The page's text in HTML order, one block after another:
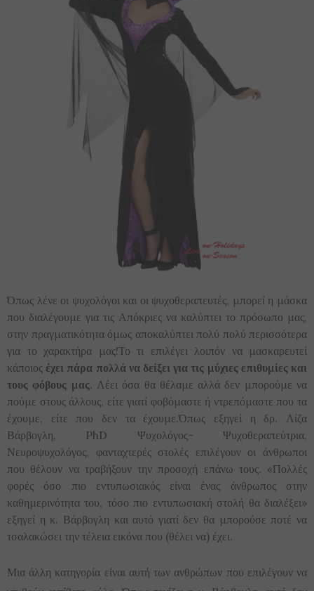
Όπως λένε οι ψυχολόγοι και οι ψυχοθεραπευτές, μπορεί η μάσκα
που διαλέγουμε για τις Απόκριες να καλύπτει το πρόσωπο μας,
στην πραγματικότητα όμως αποκαλύπτει πολύ πολύ περισσότερα
για το χαρακτήρα μας!Το τι επιλέγει λοιπόν να μασκαρευτεί
κάποιος έχει πάρα πολλά να δείξει για τις μύχιες επιθυμίες και
τους φόβους μας. Λέει όσα θα θέλαμε αλλά δεν μπορούμε να
πούμε στους άλλους, είτε γιατί φοβόμαστε ή ντρεπόμαστε που τα
έχουμε, είτε που δεν τα έχουμε.Όπως εξηγεί η δρ. Λίζα
Βάρβογλη, PhD Ψυχολόγος- Ψυχοθεραπεύτρια,
Νευροψυχολόγος, φανταχτερές στολές επιλέγουν οι άνθρωποι
που θέλουν να τραβήξουν την προσοχή επάνω τους. «Πολλές
φορές όσο πιο εντυπωσιακός είναι ένας άνθρωπος στην
καθημερινότητα του, τόσο πιο εντυπωσιακή στολή θα διαλέξει»
εξηγεί η κ. Βάρβογλη και αυτό γιατί δεν θα μπορούσε ποτέ να
τσαλακώσει την τέλεια εικόνα που (θέλει να) έχει.
Μια άλλη κατηγορία είναι αυτή των ανθρώπων που επιλέγουν να